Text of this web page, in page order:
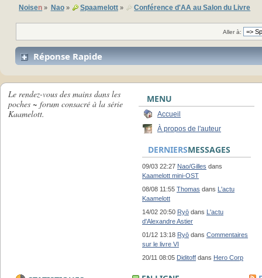
Noisen » Nao» Spaamelott» Conférence d'AA au Salon du Livre
Aller à:
Réponse Rapide
Le rendez-vous des mains dans les
poches ~ forum consacré à la série
Kaamelott.
MENU
Accueil
À propos de l'auteur
DERNIERSMESSAGES
09/03 22:27 Nao/Gilles dans
Kaamelott mini-OST
08/08 11:55 Thomas dans L'actu
Kaamelott
14/02 20:50 Ryō dans L'actu
d'Alexandre Astier
01/12 13:18 Ryō dans Commentaires
sur le livre VI
20/11 08:05 Diditoff dans Hero Corp